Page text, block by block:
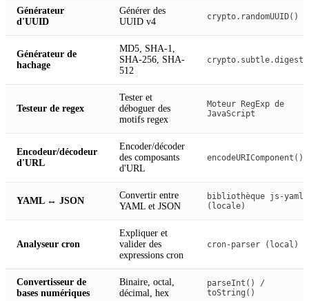
Générateur
d'UUID
Générer des
UUID v4
crypto.randomUUID()
Générateur de
hachage
MD5, SHA-1,
SHA-256, SHA-
512
Testeur de regex
Tester et
déboguer des
motifs regex
Moteur RegExp de
JavaScript
Encodeur/décodeur
d'URL
Encoder/décoder
des composants
d'URL
encodeURIComponent()
YAML ↔ JSON
Convertir entre
YAML et JSON
bibliothèque js-yaml
(locale)
Analyseur cron
Expliquer et
valider des
expressions cron
cron-parser (local)
Convertisseur de
bases numériques
Binaire, octal,
décimal, hex
parseInt() /
toString()